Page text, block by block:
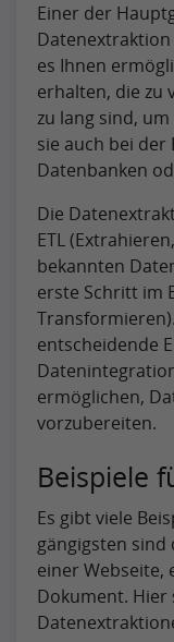
Einer der
es Ihnen
erhalten, die zu
zu lang sind,
sie auch bei der
Datenbanken
Die
ETL
bekannten
erste Schritt im
entscheidende
ermöglichen,
vorzubereiten.
Beispiele
Es gibt viele
gängigsten sind
einer Webseite,
Dokument. Hier